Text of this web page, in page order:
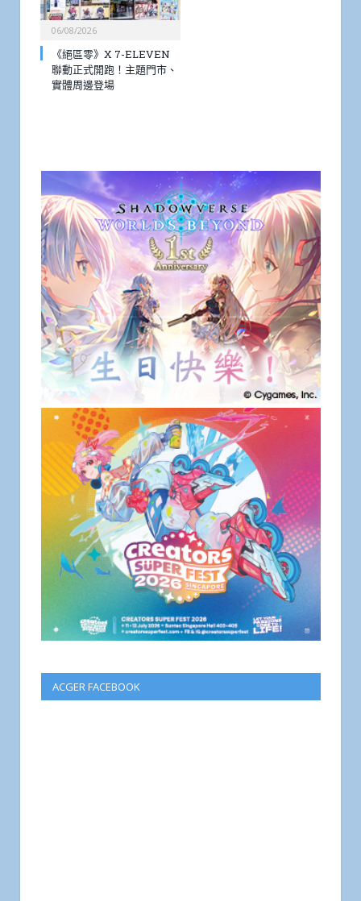
06/08/2026
《絕區零》X 7-ELEVEN
聯動正式開跑！主題門市、
實體周邊登場
ACGER FACEBOOK